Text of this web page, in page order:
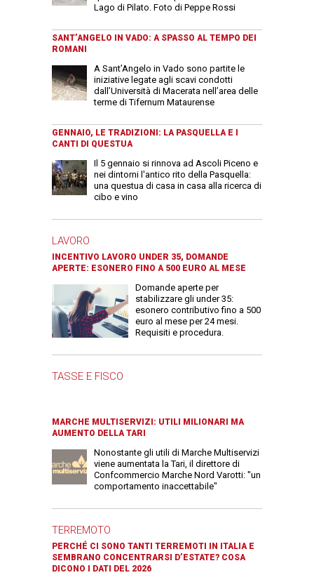
Lago di Pilato. Foto di Peppe Rossi
SANT’ANGELO IN VADO: A SPASSO AL TEMPO DEI
ROMANI
A Sant’Angelo in Vado sono partite le
iniziative legate agli scavi condotti
dall’Università di Macerata nell’area delle
terme di Tifernum Mataurense
GENNAIO, LE TRADIZIONI: LA PASQUELLA E I
CANTI DI QUESTUA
Il 5 gennaio si rinnova ad Ascoli Piceno e
nei dintorni l'antico rito della Pasquella:
una questua di casa in casa alla ricerca di
cibo e vino
LAVORO
INCENTIVO LAVORO UNDER 35, DOMANDE
APERTE: ESONERO FINO A 500 EURO AL MESE
Domande aperte per
stabilizzare gli under 35:
esonero contributivo fino a 500
euro al mese per 24 mesi.
Requisiti e procedura.
TASSE E FISCO
MARCHE MULTISERVIZI: UTILI MILIONARI MA
AUMENTO DELLA TARI
Nonostante gli utili di Marche Multiservizi
viene aumentata la Tari, il direttore di
Confcommercio Marche Nord Varotti: "un
comportamento inaccettabile"
TERREMOTO
PERCHÉ CI SONO TANTI TERREMOTI IN ITALIA E
SEMBRANO CONCENTRARSI D’ESTATE? COSA
DICONO I DATI DEL 2026